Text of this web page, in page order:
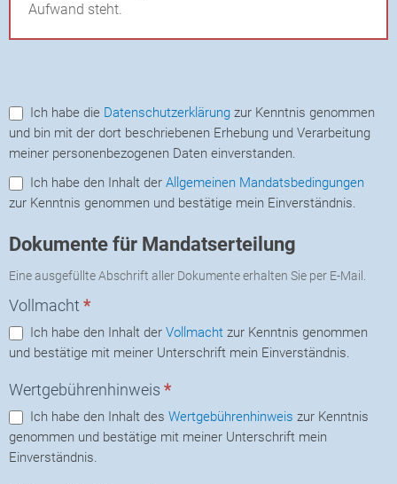
Aufwand steht.
Ich habe die Datenschutzerklärung zur Kenntnis genommen
und bin mit der dort beschriebenen Erhebung und Verarbeitung
meiner personenbezogenen Daten einverstanden.
Ich habe den Inhalt der Allgemeinen Mandatsbedingungen
zur Kenntnis genommen und bestätige mein Einverständnis.
Dokumente für Mandatserteilung
Eine ausgefüllte Abschrift aller Dokumente erhalten Sie per E-Mail.
Vollmacht *
Ich habe den Inhalt der Vollmacht zur Kenntnis genommen
und bestätige mit meiner Unterschrift mein Einverständnis.
Wertgebührenhinweis *
Ich habe den Inhalt des Wertgebührenhinweis
genommen und bestätige mit meiner Unterschrift mein
Einverständnis.